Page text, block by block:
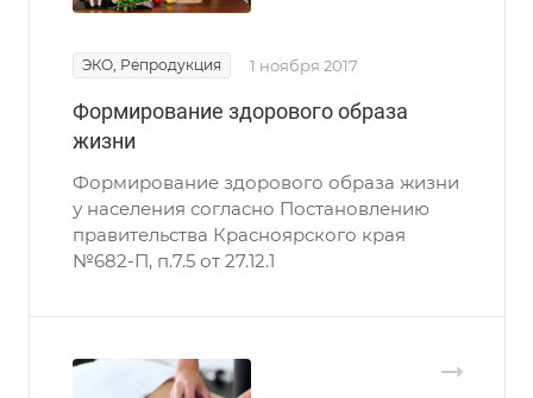
ЭКО, Репродукция 1 ноября 2017
Формирование здорового образа
жизни
Формирование здорового образа жизни
у населения согласно Постановлению
правительства Красноярского края
№682-П, п.7.5 от 27.12.1